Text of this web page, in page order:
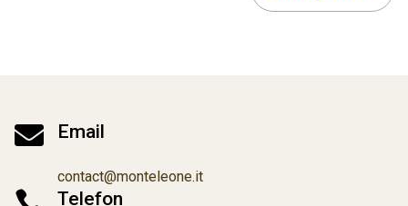
 Email
contact@monteleone.it
Telefon